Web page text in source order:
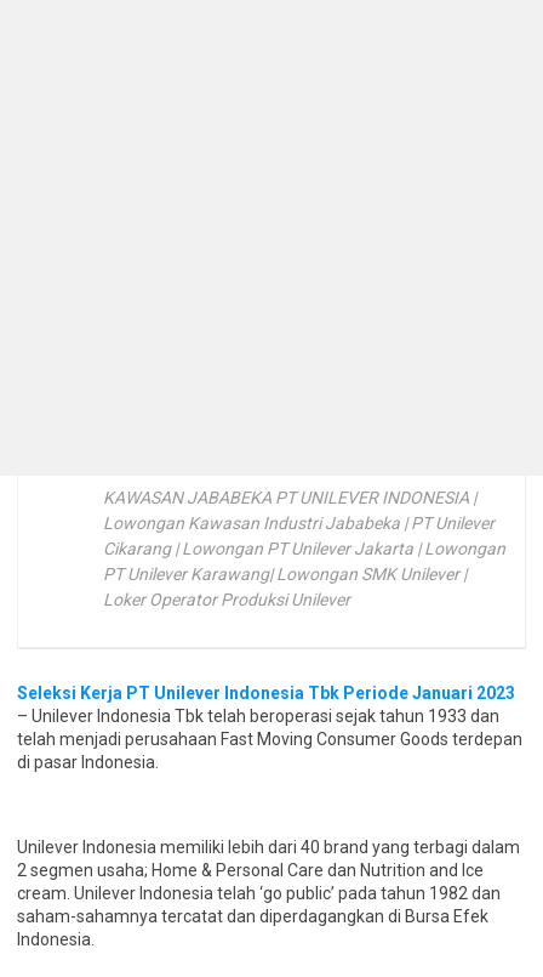
KAWASAN JABABEKA PT UNILEVER INDONESIA |
Lowongan Kawasan Industri Jababeka | PT Unilever
Cikarang | Lowongan PT Unilever Jakarta | Lowongan
PT Unilever Karawang| Lowongan SMK Unilever |
Loker Operator Produksi Unilever
Seleksi Kerja PT Unilever Indonesia Tbk Periode Januari 2023
– Unilever Indonesia Tbk telah beroperasi sejak tahun 1933 dan
telah menjadi perusahaan Fast Moving Consumer Goods terdepan
di pasar Indonesia.
Unilever Indonesia memiliki lebih dari 40 brand yang terbagi dalam
2 segmen usaha; Home & Personal Care dan Nutrition and Ice
cream. Unilever Indonesia telah ‘go public’ pada tahun 1982 dan
saham-sahamnya tercatat dan diperdagangkan di Bursa Efek
Indonesia.